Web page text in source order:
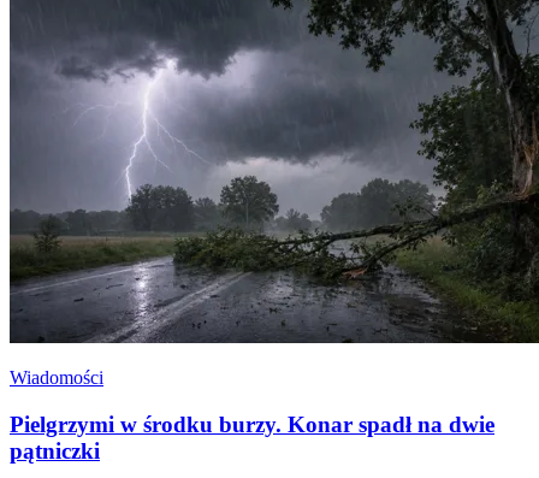
Wiadomości
Pielgrzymi w środku burzy. Konar spadł na dwie
pątniczki